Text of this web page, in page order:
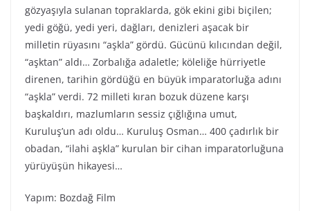
gözyaşıyla sulanan topraklarda, gök ekini gibi biçilen;
yedi göğü, yedi yeri, dağları, denizleri aşacak bir
milletin rüyasını “aşkla” gördü. Gücünü kılıcından değil,
“aşktan” aldı… Zorbalığa adaletle; köleliğe hürriyetle
direnen, tarihin gördüğü en büyük imparatorluğa adını
“aşkla” verdi. 72 milleti kıran bozuk düzene karşı
başkaldırı, mazlumların sessiz çığlığına umut,
Kuruluş’un adı oldu… Kuruluş Osman… 400 çadırlık bir
obadan, “ilahi aşkla” kurulan bir cihan imparatorluğuna
yürüyüşün hikayesi…
Yapım: Bozdağ Fi̇lm